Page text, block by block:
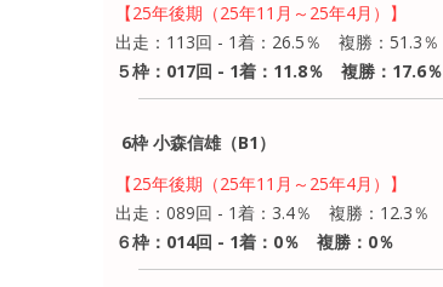
【25年後期（25年11月～25年4月）】
出走：113回 - 1着：26.5％ 複勝：51.3％
５枠：017回 - 1着：11.8％ 複勝：17.6％
6枠 小森信雄（B1）
【25年後期（25年11月～25年4月）】
出走：089回 - 1着：3.4％ 複勝：12.3％
６枠：014回 - 1着：0％ 複勝：0％